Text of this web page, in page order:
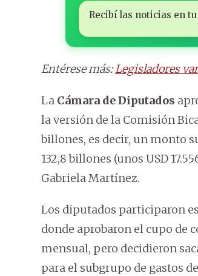
Recibí las noticias en
Entérese más:Legisladores
La Cámara de Diputados
la versión de la Comisión
billones, es decir, un monto
132,8 billones (unos USD
Gabriela Martínez.
Los diputados participaron
donde aprobaron el cupo de
mensual, pero decidieron
para el subgrupo de gastos